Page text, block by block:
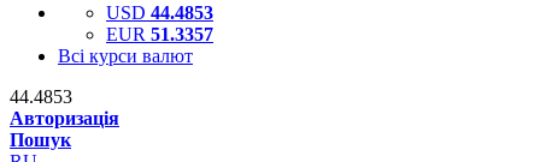
USD 44.4853
EUR 51.3357
Всі курси валют
44.4853
Авторизація
Пошук